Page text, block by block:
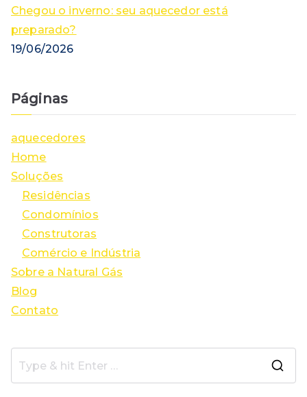
Chegou o inverno: seu aquecedor está
preparado?
19/06/2026
Páginas
aquecedores
Home
Soluções
Residências
Condomínios
Construtoras
Comércio e Indústria
Sobre a Natural Gás
Blog
Contato